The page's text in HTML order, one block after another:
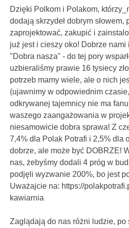
Dzięki Polkom i Polakom,
dodają skrzydeł dobrym słowem,
zaprojektować, zakupić i
już jest i cieszy oko! Dobrze
"Dobra nasza" - do tej pory
uzbieraliśmy prawie 16 tysiecy
potrzeb mamy wiele, ale o nich
(ujawnimy w odpowiednim
odkrywanej tajemnicy nie ma
waszego zaangażowania w
niesamowicie dobra sprawa! Z
7,4% dla Polak Potrafi i 2,5% dla
dobrze, ale może być DOBRZE!
nas, żebyśmy dodali 4 próg w
podjęli wyzwanie 200%, bo jest
Uważajcie na: https://
kawiarnia
Zaglądają do nas różni ludzie, po